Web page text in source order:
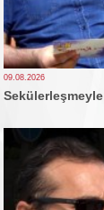
09.08.2026